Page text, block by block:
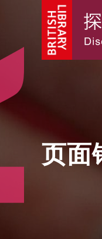
页面